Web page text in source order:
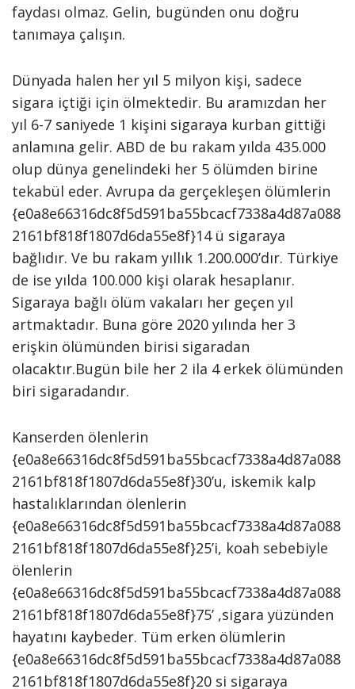
faydası olmaz. Gelin, bugünden onu doğru
tanımaya çalışın.
Dünyada halen her yıl 5 milyon kişi, sadece
sigara içtiği için ölmektedir. Bu aramızdan her
yıl 6-7 saniyede 1 kişini sigaraya kurban gittiği
anlamına gelir. ABD de bu rakam yılda 435.000
olup dünya genelindeki her 5 ölümden birine
tekabül eder. Avrupa da gerçekleşen ölümlerin
{e0a8e66316dc8f5d591ba55bcacf7338a4d87a088
2161bf818f1807d6da55e8f}14 ü sigaraya
bağlıdır. Ve bu rakam yıllık 1.200.000’dır. Türkiye
de ise yılda 100.000 kişi olarak hesaplanır.
Sigaraya bağlı ölüm vakaları her geçen yıl
artmaktadır. Buna göre 2020 yılında her 3
erişkin ölümünden birisi sigaradan
olacaktır.Bugün bile her 2 ila 4 erkek ölümünden
biri sigaradandır.
Kanserden ölenlerin
{e0a8e66316dc8f5d591ba55bcacf7338a4d87a088
2161bf818f1807d6da55e8f}30’u, iskemik kalp
hastalıklarından ölenlerin
{e0a8e66316dc8f5d591ba55bcacf7338a4d87a088
2161bf818f1807d6da55e8f}25’i, koah sebebiyle
ölenlerin
{e0a8e66316dc8f5d591ba55bcacf7338a4d87a088
2161bf818f1807d6da55e8f}75’ ,sigara yüzünden
hayatını kaybeder. Tüm erken ölümlerin
{e0a8e66316dc8f5d591ba55bcacf7338a4d87a088
2161bf818f1807d6da55e8f}20 si sigaraya